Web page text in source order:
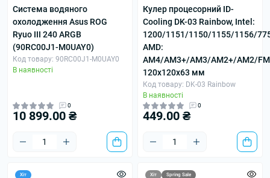
Система водяного
охолодження Asus ROG
Ryuo III 240 ARGB
(90RC00J1-M0UAY0)
Код товару: 90RC00J1-M0UAY0
В наявності
0
10 899.00 ₴
Кулер процесорний ID-
Cooling DK-03 Rainbow, Intel:
1200/1151/1150/1155/1156/
AMD:
AM4/AM3+/AM3/AM2+/AM2/
120х120х63 мм
Код товару: DK-03 Rainbow
В наявності
0
449.00 ₴
Хіт Хіт Spring Sale